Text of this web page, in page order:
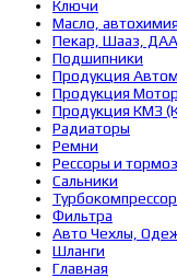
Ключи
Масло,
Пекар, Шааз,
Подшипники
Продукция
Продукция
Продукция КМЗ
Радиаторы
Ремни
Рессоры и
Сальники
Фильтра
Авто Чехлы,
Шланги
Главная